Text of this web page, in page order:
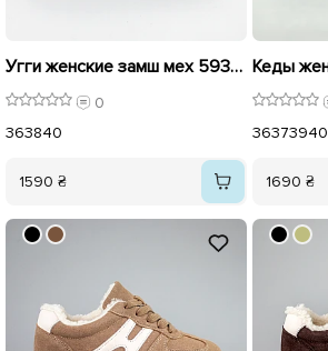
Угги женские замш мех 593531 Черные
0
363840
1590 ₴
36373940
1690 ₴